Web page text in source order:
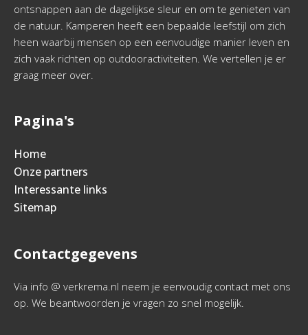
ontsnappen aan de dagelijkse sleur en om te genieten van
de natuur. Kamperen heeft een bepaalde leefstijl om zich
heen waarbij mensen op een eenvoudige manier leven en
zich vaak richten op outdooractiviteiten. We vertellen je er
graag meer over.
Pagina's
Home
Onze partners
Interessante links
Sitemap
Contactgegevens
Via info @ verkrema.nl neem je eenvoudig contact met ons
op. We beantwoorden je vragen zo snel mogelijk.